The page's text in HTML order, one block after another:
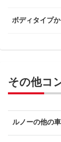
ボディタイプ
その他コ
ルノーの他の